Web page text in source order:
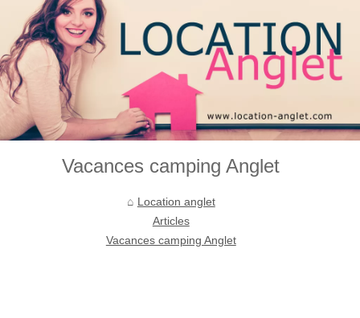
Vacances camping Anglet
Location anglet
Articles
Vacances camping Anglet